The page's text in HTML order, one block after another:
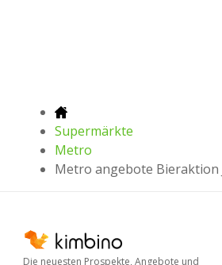
Supermärkte
Metro
Metro angebote Bieraktion
Die neuesten Prospekte, Angebote und